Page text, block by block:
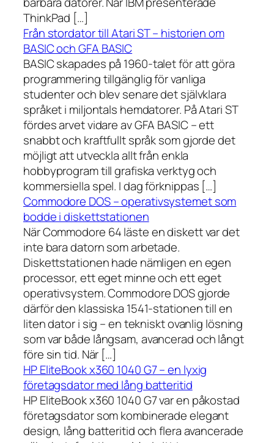
ThinkPad […]
Från stordator till Atari ST – historien om
BASIC och GFA BASIC
BASIC skapades på 1960-talet för att göra
programmering tillgänglig för vanliga
studenter och blev senare det självklara
språket i miljontals hemdatorer. På Atari ST
fördes arvet vidare av GFA BASIC – ett
snabbt och kraftfullt språk som gjorde det
möjligt att utveckla allt från enkla
hobbyprogram till grafiska verktyg och
kommersiella spel. I dag förknippas […]
Commodore DOS – operativsystemet som
bodde i diskettstationen
När Commodore 64 läste en diskett var det
inte bara datorn som arbetade.
Diskettstationen hade nämligen en egen
processor, ett eget minne och ett eget
operativsystem. Commodore DOS gjorde
därför den klassiska 1541-stationen till en
liten dator i sig – en tekniskt ovanlig lösning
som var både långsam, avancerad och långt
före sin tid. När […]
HP EliteBook x360 1040 G7 – en lyxig
företagsdator med lång batteritid
HP EliteBook x360 1040 G7 var en påkostad
företagsdator som kombinerade elegant
design, lång batteritid och flera avancerade